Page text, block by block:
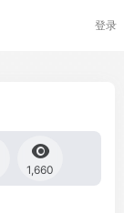
登录
1,660